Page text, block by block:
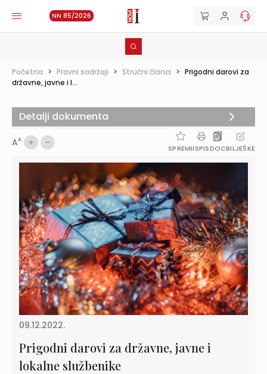
NN 85/2026
Početna > Pravni sadržaji > Stručni članci > Prigodni darovi za
državne, javne i l...
AA
SPREMIISPISDOCBILJEŠKE
09.12.2022.
Prigodni darovi za državne, javne i
lokalne službenike
Detalji dokumenta